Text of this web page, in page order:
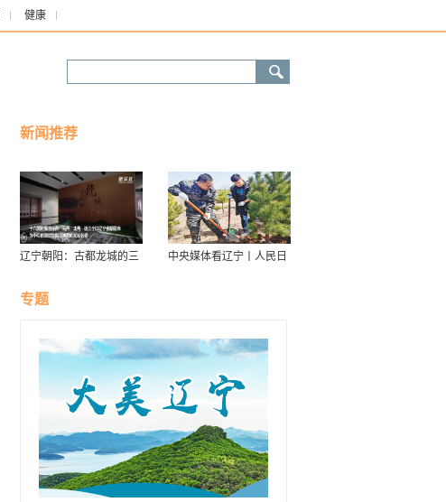
健康
新闻推荐
辽宁朝阳：古都龙城的三
中央媒体看辽宁丨人民日
专题